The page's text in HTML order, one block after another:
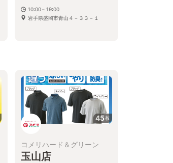
10:00～19:00
岩手県盛岡市青山４－３３－１
45枚
コメリハード＆グリーン
玉山店